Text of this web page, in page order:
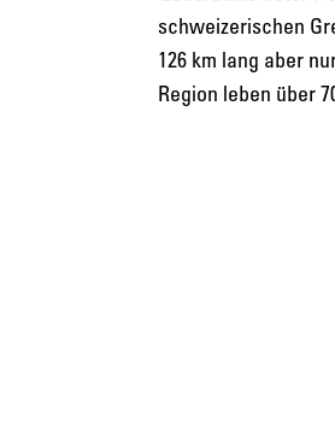
schweizerischen
126 km lang aber
Region leben über